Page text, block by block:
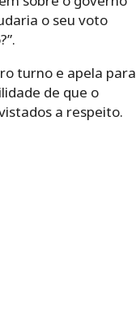
o seu voto
turno e apela para
de que o
a respeito.